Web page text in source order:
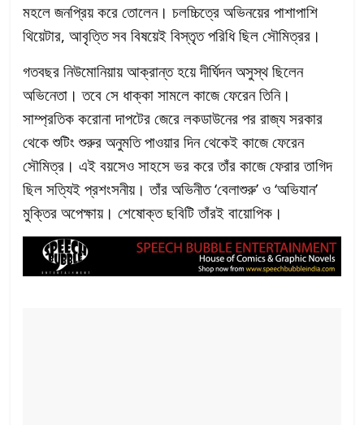
মহলে জনপ্রিয় করে তোলেন। চলচ্চিত্রে অভিনয়ের পাশাপাশি
থিয়েটার, আবৃত্তি সব বিষয়েই বিস্তৃত পরিধি ছিল সৌমিত্রর।
গতবছর নিউমোনিয়ায় আক্রান্ত হয়ে দীর্ঘিদন অসুস্থ ছিলেন
অভিনেতা। তবে সে ধাক্কা সামলে কাজে ফেরেন তিনি।
সাম্প্রতিক করোনা দাপটের জেরে লকডাউনের পর রাজ্য সরকার
থেকে শুটিং শুরুর অনুমতি পাওয়ার দিন থেকেই কাজে ফেরেন
সৌমিত্র। এই বয়সেও সাহসে ভর করে তাঁর কাজে ফেরার তাগিদ
ছিল সত্যিই প্রশংসনীয়। তাঁর অভিনীত ‘বেলাশুরু’ ও ‘অভিযান’
মুক্তির অপেক্ষায়। শেষোক্ত ছবিটি তাঁরই বায়োপিক।